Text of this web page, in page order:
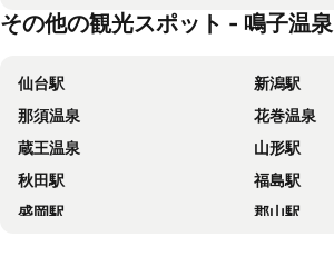
わくわくファーム 前森高原
その他の観光スポット - 鳴子温泉
仙台駅
新潟駅
那須温泉
花巻温泉
蔵王温泉
山形駅
秋田駅
福島駅
盛岡駅
郡山駅